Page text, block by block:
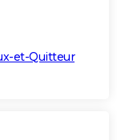
et-Quitteur